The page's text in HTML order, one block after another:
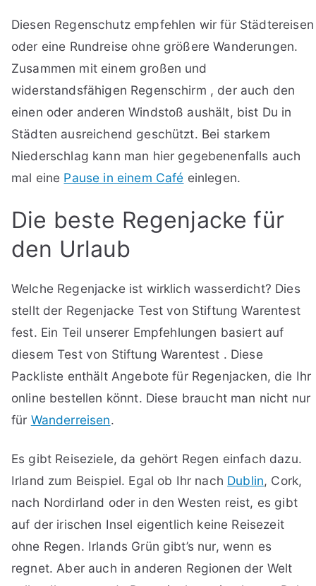
Diesen Regenschutz empfehlen wir für Städtereisen
oder eine Rundreise ohne größere Wanderungen.
Zusammen mit einem großen und
widerstandsfähigen Regenschirm , der auch den
einen oder anderen Windstoß aushält, bist Du in
Städten ausreichend geschützt. Bei starkem
Niederschlag kann man hier gegebenenfalls auch
mal eine Pause in einem Café einlegen.
Die beste Regenjacke für
den Urlaub
Welche Regenjacke ist wirklich wasserdicht? Dies
stellt der Regenjacke Test von Stiftung Warentest
fest. Ein Teil unserer Empfehlungen basiert auf
diesem Test von Stiftung Warentest . Diese
Packliste enthält Angebote für Regenjacken, die Ihr
online bestellen könnt. Diese braucht man nicht nur
für Wanderreisen.
Es gibt Reiseziele, da gehört Regen einfach dazu.
Irland zum Beispiel. Egal ob Ihr nach Dublin, Cork,
nach Nordirland oder in den Westen reist, es gibt
auf der irischen Insel eigentlich keine Reisezeit
ohne Regen. Irlands Grün gibt’s nur, wenn es
regnet. Aber auch in anderen Regionen der Welt